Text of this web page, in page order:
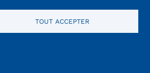
TOUT ACCEPTER